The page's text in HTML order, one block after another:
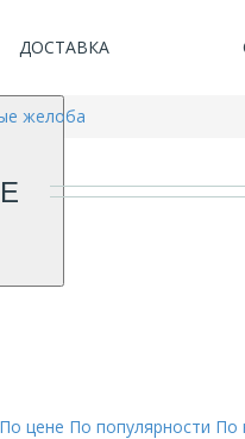
ДОСТАВКА
желоба
По цене По популярности По